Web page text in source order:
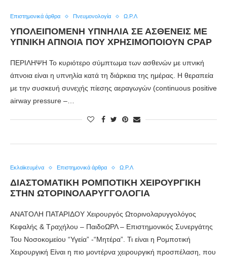
Επιστημονικά άρθρα Πνευμονολογία Ω.Ρ.Λ
ΥΠΟΛΕΙΠΟΜΕΝΗ ΥΠΝΗΛΙΑ ΣΕ ΑΣΘΕΝΕΙΣ ΜΕ
ΥΠΝΙΚΗ ΑΠΝΟΙΑ ΠΟΥ ΧΡΗΣΙΜΟΠΟΙΟΥΝ CPAP
ΠΕΡΙΛΗΨΗ Το κυριότερο σύμπτωμα των ασθενών με υπνική
άπνοια είναι η υπνηλία κατά τη διάρκεια της ημέρας. Η θεραπεία
με την συσκευή συνεχής πίεσης αεραγωγών (continuous positive
airway pressure –…
Εκλαϊκευμένα Επιστημονικά άρθρα Ω.Ρ.Λ
ΔΙΑΣΤΟΜΑΤΙΚΗ ΡΟΜΠΟΤΙΚΗ ΧΕΙΡΟΥΡΓΙΚΗ
ΣΤΗΝ ΩΤΟΡΙΝΟΛΑΡΥΓΓΟΛΟΓΙΑ
ΑΝΑΤΟΛΗ ΠΑΤΑΡΙΔΟΥ Χειρουργός Ωτορινολαρυγγολόγος
Κεφαλής & Τραχήλου – ΠαιδοΩΡΛ – Eπιστημονικός Συνεργάτης
Του Νοσοκομείου “Υγεία” -“Μητέρα”. Τι είναι η Ρομποτική
Χειρουργική Είναι η πιο μοντέρνα χειρουργική προσπέλαση, που